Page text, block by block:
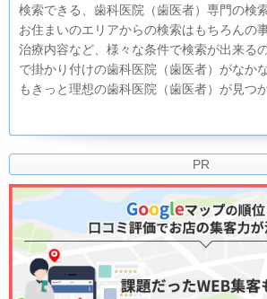
検索できる、歯科医院（歯医者）専門の検
お住まいのエリアからの検索はもちろんの
治療内容など、様々な条件で検索が出来る
で掛かり付けの歯科医院（歯医者）がなか
もきっと理想の歯科医院（歯医者）が見つ
PR